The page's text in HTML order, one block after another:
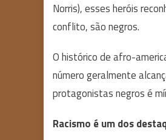
Norris), esses heróis
conflito, são negros.
O histórico de afro-
número geralmente
protagonistas negros é
Racismo é um dos